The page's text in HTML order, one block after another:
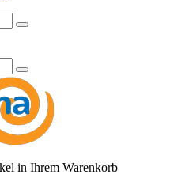
in Ihrem Warenkorb